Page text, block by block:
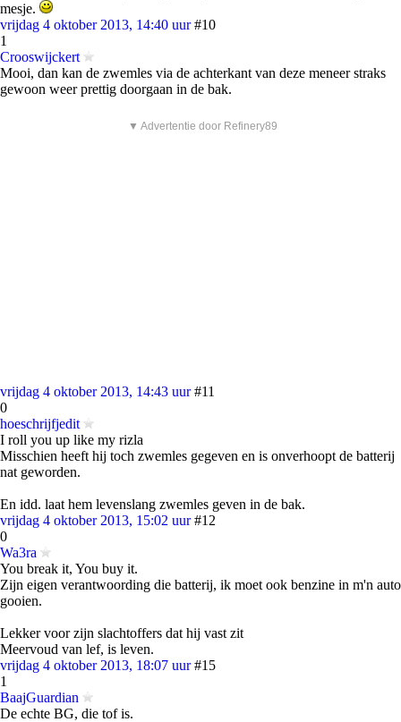
mesje.
vrijdag 4 oktober 2013, 14:40 uur #10
1
Crooswijckert
Mooi, dan kan de zwemles via de achterkant van deze meneer straks
gewoon weer prettig doorgaan in de bak.
▼ Advertentie door Refinery89
vrijdag 4 oktober 2013, 14:43 uur #11
0
hoeschrijfjedit
I roll you up like my rizla
Misschien heeft hij toch zwemles gegeven en is onverhoopt de batterij
nat geworden.
En idd. laat hem levenslang zwemles geven in de bak.
vrijdag 4 oktober 2013, 15:02 uur #12
0
Wa3ra
You break it, You buy it.
Zijn eigen verantwoording die batterij, ik moet ook benzine in m'n auto
gooien.
Lekker voor zijn slachtoffers dat hij vast zit
Meervoud van lef, is leven.
vrijdag 4 oktober 2013, 18:07 uur #15
1
BaajGuardian
De echte BG, die tof is.